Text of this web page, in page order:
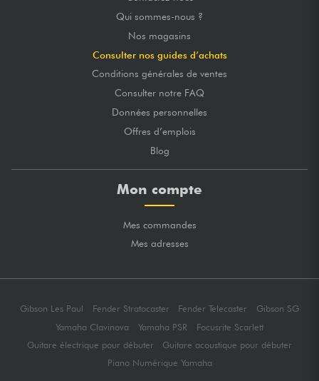
Qui sommes-nous ?
Nos magasins
Consulter nos guides d’achats
Conditions générales de ventes
Consulter notre FAQ
Données personnelles
Offres d’emplois
Blog
Mon compte
Mes commandes
Mes adresses
Gibson Les Paul Fender Stratocaster Fender Telecaster
Gibson SG
Yamaha Clavinova
Yamaha PSR
Focusrite Scarlett
Guitare électrique pour débuter
Guitare acoustique pour débuter
Piano Numérique Yamaha